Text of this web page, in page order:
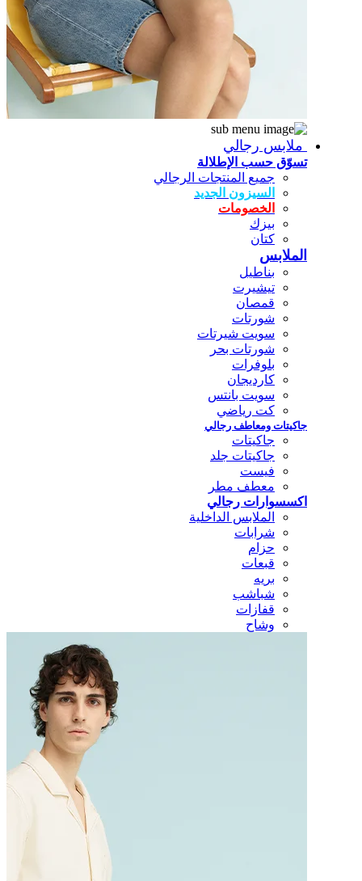
ملابس رجالي
تسوّق حسب الإطلالة
جميع المنتجات الرجالي
السيزون الجديد
الخصومات
بيزك
كتان
الملابس
بناطيل
تيشيرت
قمصان
شورتات
سويت شيرتات
شورتات بحر
بلوفرات
كارديجان
سويت بانتس
كت رياضي
جاكيتات ومعاطف رجالي
جاكيتات
جاكيتات جلد
فيست
معطف مطر
اكسسوارات رجالي
الملابس الداخلية
شرابات
حزام
قبعات
بريه
شباشب
قفازات
وشاح